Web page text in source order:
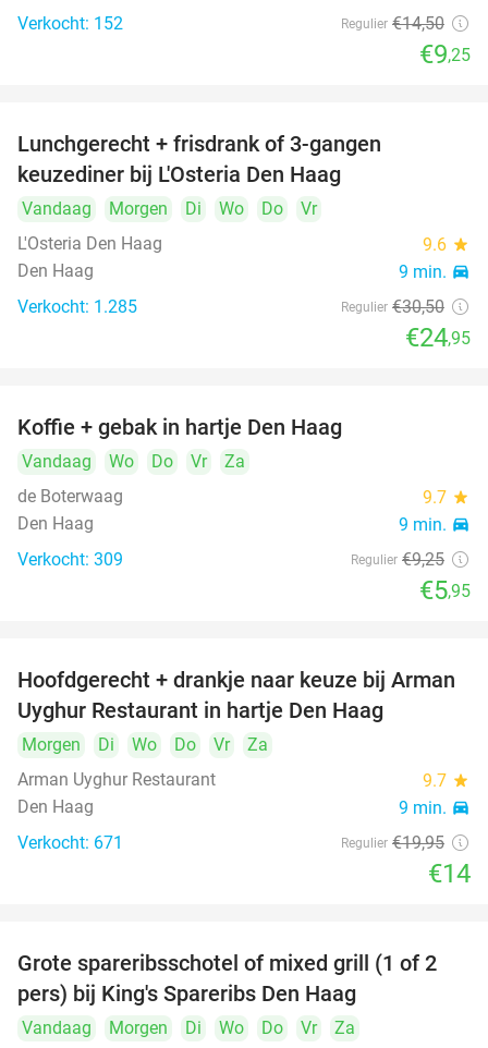
Verkocht: 152 Regulier €14,50
€9,25
Lunchgerecht + frisdrank of 3-gangen
keuzediner bij L'Osteria Den Haag
Vandaag Morgen Di Wo Do
Vr
L'Osteria Den Haag
9.6 star
Den Haag 9 min. directions_car
Verkocht: 1.285 Regulier €30,50
€24,95
Koffie + gebak in hartje Den Haag
Vandaag Wo Do Vr
Za
de Boterwaag
9.7 star
Den Haag 9 min. directions_car
Verkocht: 309 Regulier €9,25
€5,95
30%
Hoofdgerecht + drankje naar keuze bij Arman
Uyghur Restaurant in hartje Den Haag
Morgen Di Wo Do Vr
Za
Arman Uyghur Restaurant
9.7 star
Den Haag 9 min. directions_car
Verkocht: 671 Regulier €19,95
€14
32%
Grote spareribsschotel of mixed grill (1 of 2
pers) bij King's Spareribs Den Haag
Vandaag Morgen Di Wo Do Vr
Za